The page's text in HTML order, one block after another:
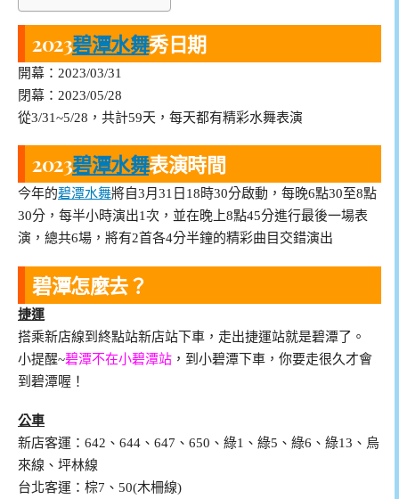
2023碧潭水舞秀日期
開幕：2023/03/31
閉幕：2023/05/28
從3/31~5/28，共計59天，每天都有精彩水舞表演
2023碧潭水舞表演時間
今年的碧潭水舞將自3月31日18時30分啟動，每晚6點30至8點
30分，每半小時演出1次，並在晚上8點45分進行最後一場表
演，總共6場，將有2首各4分半鐘的精彩曲目交錯演出
碧潭怎麼去？
捷運
搭乘新店線到終點站新店站下車，走出捷運站就是碧潭了。
小提醒~碧潭不在小碧潭站 ，到小碧潭下車，你要走很久才會
到碧潭喔！
公車
新店客運：642、644、647、650、綠1、綠5、綠6、綠13、烏
來線、坪林線
台北客運：棕7、50(木柵線)